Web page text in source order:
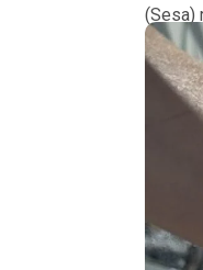
(Sesa)